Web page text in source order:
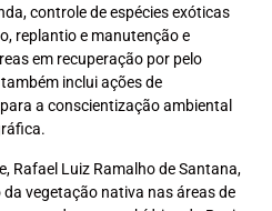
controle de espécies exóticas
replantio e manutenção e
em recuperação por pelo
inclui ações de
a conscientização ambiental
Rafael Luiz Ramalho de Santana,
vegetação nativa nas áreas de